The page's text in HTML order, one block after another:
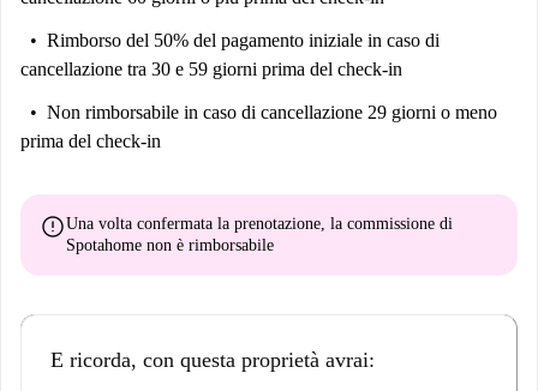
Rimborso del 50% del pagamento iniziale in caso di
cancellazione tra 30 e 59 giorni prima del check-in
Non rimborsabile in caso di cancellazione 29 giorni o meno
prima del check-in
errorUna volta confermata la prenotazione, la commissione di
Spotahome non è rimborsabile
E ricorda, con questa proprietà avrai: